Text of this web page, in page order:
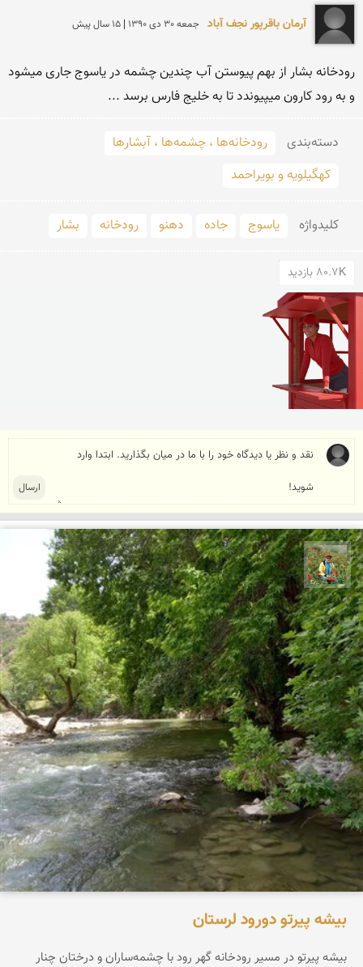
آرمان باقرپور نجف آباد جمعه 30 دی 1390 | 15 سال پیش
و به رود کارون میپیوندد تا به خلیج فارس برسد ...
دسته‌بندی
رودخانه‌ها ، چشمه‌ها ، آبشارها
کهگیلویه و بویراحمد
کلید‌واژه یاسوج جاده دهنو رودخانه بشار
80.7K بازدید
اسفندیار خدایی
بیشه پیرتو دورود لرستان
بیشه پیرتو در مسیر رودخانه گهر رود با چشمه‌ساران و درختان چنار